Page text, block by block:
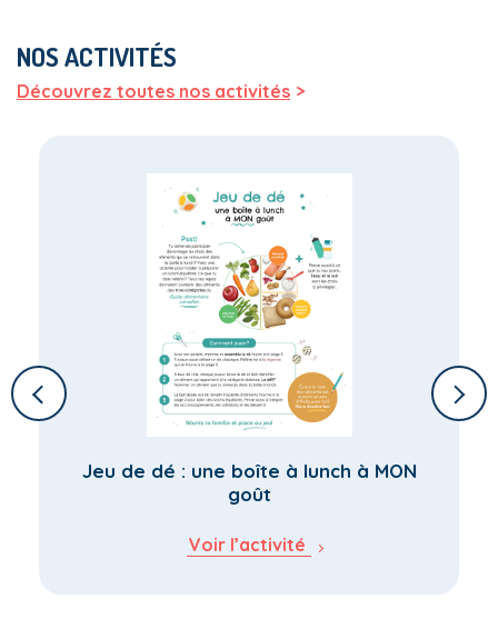
NOS ACTIVITÉS
Découvrez toutes nos activités >
Jeu de dé : une boîte à lunch à MON
goût
Voir l’activité